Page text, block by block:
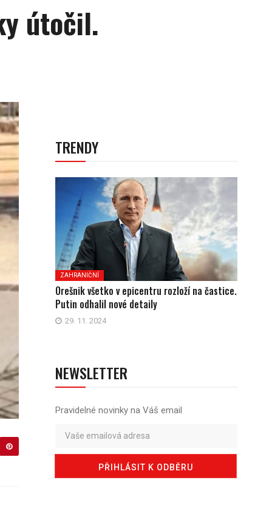
útočil.
TRENDY
ZAHRANIČNÍ
Orešnik všetko v epicentru rozloží na častice.
Putin odhalil nové detaily
29. 11. 2024
NEWSLETTER
Pravidelné novinky na Váš email